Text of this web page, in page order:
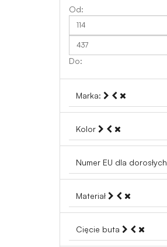
Marka:
Kolor
Numer EU dla dorosłych
Materiał
Cięcie buta